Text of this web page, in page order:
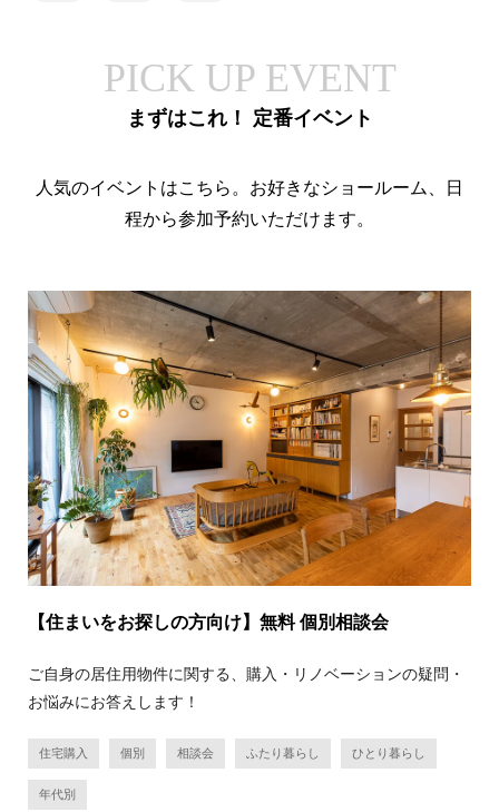
PICK UP EVENT
まずはこれ！ 定番イベント
人気のイベントはこちら。お好きなショールーム、日
程から参加予約いただけます。
【住まいをお探しの方向け】無料 個別相談会
ご自身の居住用物件に関する、購入・リノベーションの疑問・
お悩みにお答えします！
住宅購入 個別 相談会 ふたり暮らし ひとり暮らし
年代別